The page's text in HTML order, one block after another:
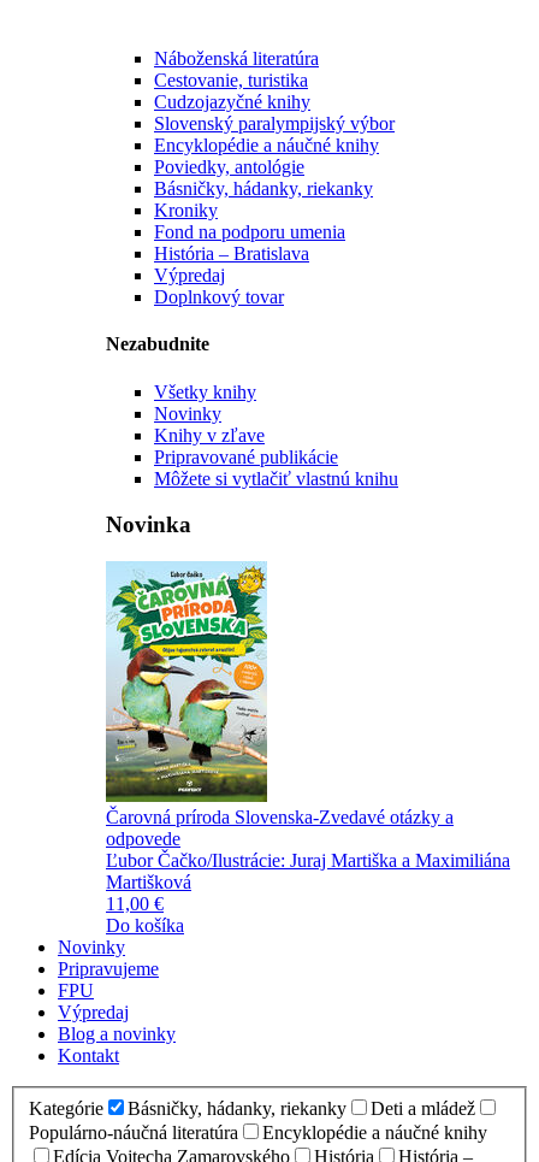
Náboženská literatúra
Cestovanie, turistika
Cudzojazyčné knihy
Slovenský paralympijský výbor
Encyklopédie a náučné knihy
Poviedky, antológie
Básničky, hádanky, riekanky
Kroniky
Fond na podporu umenia
História – Bratislava
Výpredaj
Doplnkový tovar
Nezabudnite
Všetky knihy
Novinky
Knihy v zľave
Pripravované publikácie
Môžete si vytlačiť vlastnú knihu
Novinka
Čarovná príroda Slovenska-Zvedavé otázky a
odpovede
Ľubor Čačko/Ilustrácie: Juraj Martiška a Maximiliána
Martišková
11,00 €
Do košíka
Novinky
Pripravujeme
FPU
Výpredaj
Blog a novinky
Kontakt
Kategórie Básničky, hádanky, riekanky
Deti a mládež
Populárno-náučná literatúra
Encyklopédie a náučné knihy
Edícia Vojtecha Zamarovského
História História –